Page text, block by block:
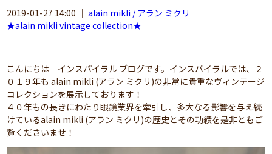
2019-01-27 14:00 ｜alain mikli / アラン ミクリ
★alain mikli vintage collection★
こんにちは インスパイラル ブログです。インスパイラルでは、２
０１９年も alain mikli (アラン ミクリ)の非常に貴重なヴィンテージ
コレクションを展示しております！
４０年もの長きにわたり眼鏡業界を牽引し、多大なる影響を与え続
けているalain mikli (アラン ミクリ)の歴史とその功績を是非ともご
覧くださいませ！